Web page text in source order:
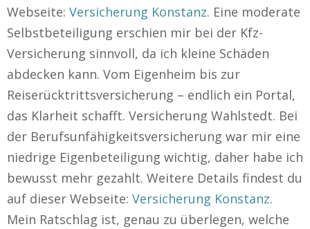
Webseite: Versicherung Konstanz. Eine moderate
Selbstbeteiligung erschien mir bei der Kfz-
Versicherung sinnvoll, da ich kleine Schäden
abdecken kann. Vom Eigenheim bis zur
Reiserücktrittsversicherung – endlich ein Portal,
das Klarheit schafft. Versicherung Wahlstedt. Bei
der Berufsunfähigkeitsversicherung war mir eine
niedrige Eigenbeteiligung wichtig, daher habe ich
bewusst mehr gezahlt. Weitere Details findest du
auf dieser Webseite: Versicherung Konstanz.
Mein Ratschlag ist, genau zu überlegen, welche